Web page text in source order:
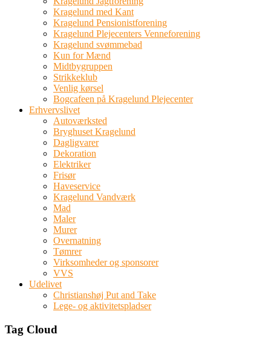
Kragelund med Kant
Kragelund Pensionistforening
Kragelund Plejecenters Venneforening
Kragelund svømmebad
Kun for Mænd
Midtbygruppen
Strikkeklub
Venlig kørsel
Bogcafeen på Kragelund Plejecenter
Erhvervslivet
Autoværksted
Bryghuset Kragelund
Dagligvarer
Dekoration
Elektriker
Frisør
Haveservice
Kragelund Vandværk
Mad
Maler
Murer
Overnatning
Tømrer
Virksomheder og sponsorer
VVS
Udelivet
Christianshøj Put and Take
Lege- og aktivitetspladser
Tag Cloud